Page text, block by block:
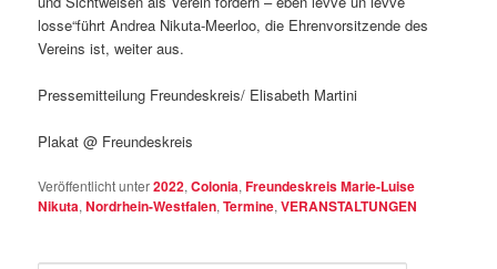
losse“führt Andrea Nikuta-Meerloo, die Ehrenvorsitzende des
Vereins ist, weiter aus.
Pressemitteilung Freundeskreis/ Elisabeth Martini
Plakat @ Freundeskreis
Veröffentlicht unter2022,Colonia,Freundeskreis Marie-Luise
Nikuta,Nordrhein-Westfalen,Termine,VERANSTALTUNGEN